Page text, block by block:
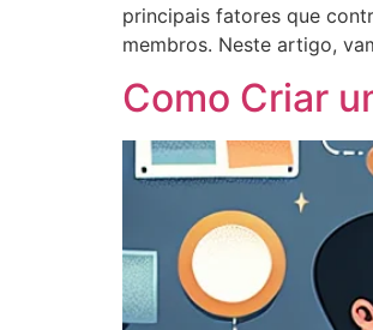
principais fatores que
membros. Neste artigo,
Como Criar